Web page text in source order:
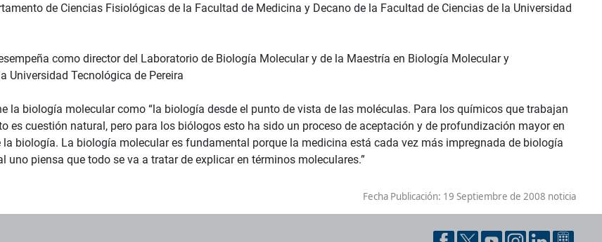
de Ciencias Fisiológicas de la Facultad de Medicina y Decano de la Facultad de Ciencias de la Universidad
como director del Laboratorio de Biología Molecular y de la Maestría en Biología Molecular y
Universidad Tecnológica de Pereira
la biología molecular como “la biología desde el punto de vista de las moléculas. Para los químicos que trabajan
es cuestión natural, pero para los biólogos esto ha sido un proceso de aceptación y de profundización mayor en
la biología. La biología molecular es fundamental porque la medicina está cada vez más impregnada de biología
uno piensa que todo se va a tratar de explicar en términos moleculares.”
Fecha Publicación: 19 Septiembre de 2008 noticia